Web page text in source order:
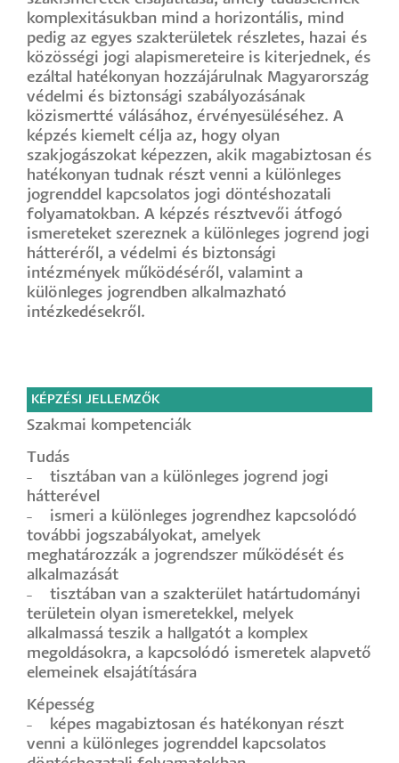
komplexitásukban mind a horizontális, mind
pedig az egyes szakterületek részletes, hazai és
közösségi jogi alapismereteire is kiterjednek, és
ezáltal hatékonyan hozzájárulnak Magyarország
védelmi és biztonsági szabályozásának
közismertté válásához, érvényesüléséhez. A
képzés kiemelt célja az, hogy olyan
szakjogászokat képezzen, akik magabiztosan és
hatékonyan tudnak részt venni a különleges
jogrenddel kapcsolatos jogi döntéshozatali
folyamatokban. A képzés résztvevői átfogó
ismereteket szereznek a különleges jogrend jogi
hátteréről, a védelmi és biztonsági
intézmények működéséről, valamint a
különleges jogrendben alkalmazható
intézkedésekről.
KÉPZÉSI JELLEMZŐK
Szakmai kompetenciák
Tudás
˗ tisztában van a különleges jogrend jogi
hátterével
˗ ismeri a különleges jogrendhez kapcsolódó
további jogszabályokat, amelyek
meghatározzák a jogrendszer működését és
alkalmazását
˗ tisztában van a szakterület határtudományi
területein olyan ismeretekkel, melyek
alkalmassá teszik a hallgatót a komplex
megoldásokra, a kapcsolódó ismeretek alapvető
elemeinek elsajátítására
Képesség
˗ képes magabiztosan és hatékonyan részt
venni a különleges jogrenddel kapcsolatos